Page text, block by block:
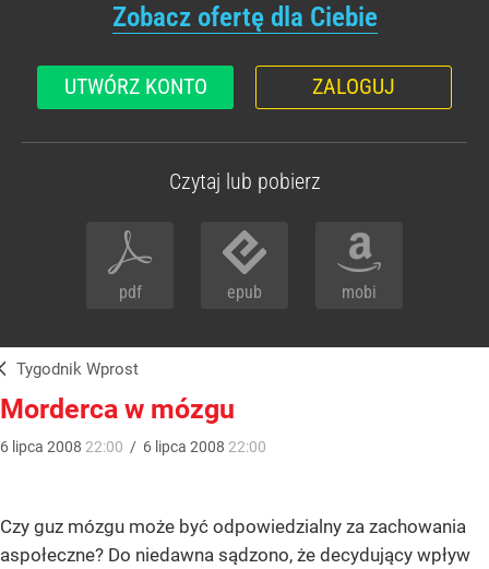
Zobacz ofertę dla Ciebie
UTWÓRZ KONTO ZALOGUJ
Czytaj lub pobierz
pdf epub mobi
Tygodnik Wprost
Morderca w mózgu
6 lipca 2008 22:00 / 6 lipca 2008 22:00
Czy guz mózgu może być odpowiedzialny za zachowania
aspołeczne? Do niedawna sądzono, że decydujący wpływ